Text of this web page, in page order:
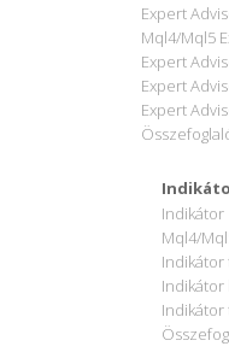
Expert
Mql4/Mql5
Expert
Expert
Expert
Indikátor
Mql4/
Indikátor